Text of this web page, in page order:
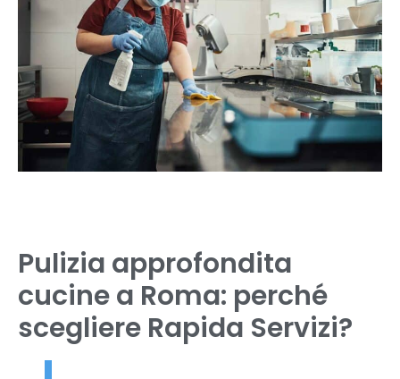
Pulizia approfondita
cucine a Roma: perché
scegliere Rapida Servizi?